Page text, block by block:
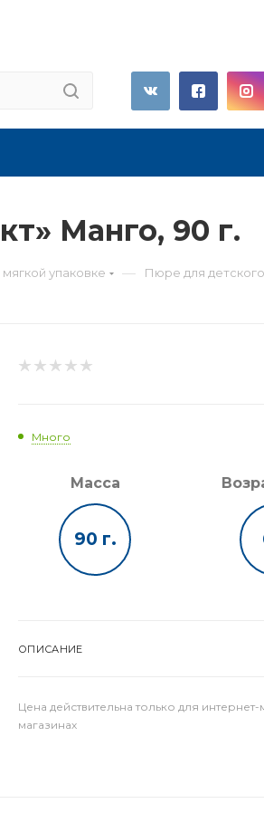
Манго, 90 г.
упаковке — Пюре для детского
Много
Масса
90 г.
ОПИСАНИЕ
Цена действительна только для
магазинах